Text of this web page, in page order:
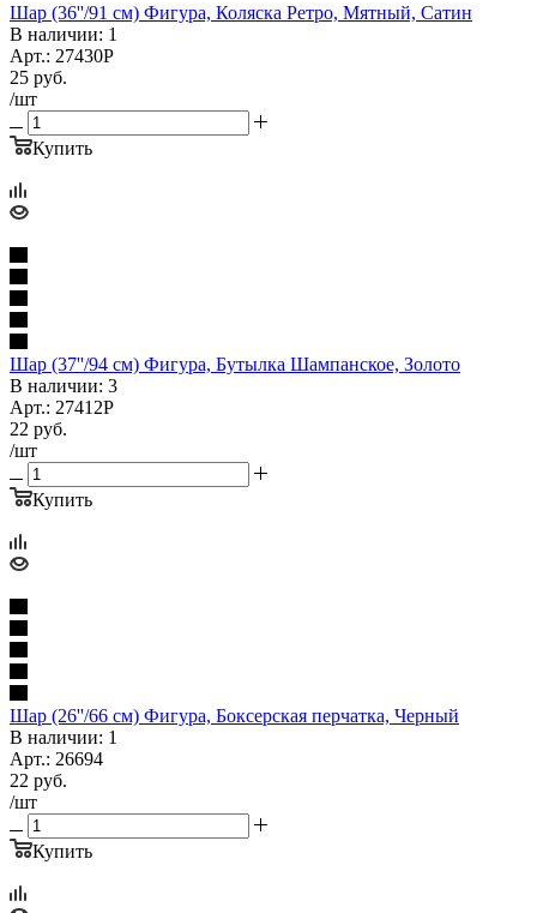
Шар (36''/91 см) Фигура, Коляска Ретро, Мятный, Сатин
В наличии: 1
Арт.: 27430P
25 руб.
/шт
Купить
Шар (37''/94 см) Фигура, Бутылка Шампанское, Золото
В наличии: 3
Арт.: 27412P
22 руб.
/шт
Купить
Шар (26''/66 см) Фигура, Боксерская перчатка, Черный
В наличии: 1
Арт.: 26694
22 руб.
/шт
Купить